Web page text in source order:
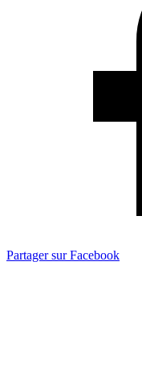
Partager sur Facebook